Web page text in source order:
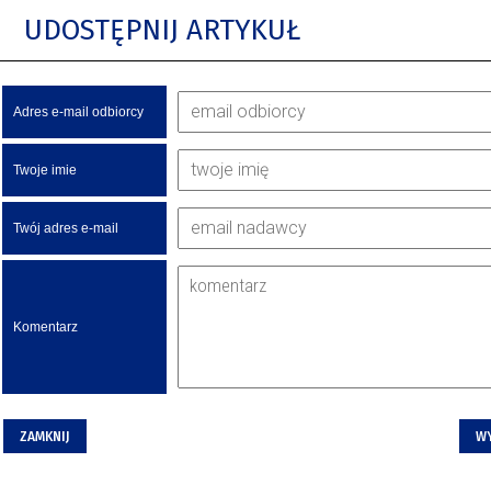
UDOSTĘPNIJ ARTYKUŁ
Adres e-mail odbiorcy
Twoje imie
Twój adres e-mail
Komentarz